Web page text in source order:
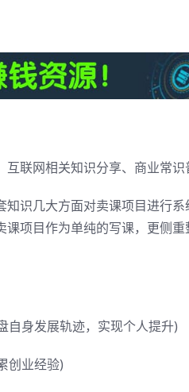
联网相关知识分享、商业常识
识几大方面对卖课项目进行
项目作为单纯的写课，更侧
自身发展轨迹，实现个人提升)
创业经验)